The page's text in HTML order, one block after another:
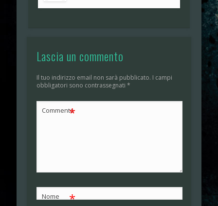
Lascia un commento
Il tuo indirizzo email non sarà pubblicato. I campi
obbligatori sono contrassegnati *
Commento
*
Nome *